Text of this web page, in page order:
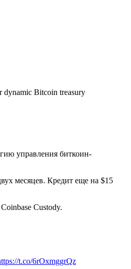
dynamic Bitcoin treasury
управления биткоин-
месяцев. Кредит еще на $15
Coinbase Custody.
t.co/6rOxmggrQz